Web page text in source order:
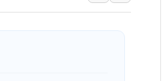
, '6시간 마라톤 부동산 2차 회의' 주재… "
겨냥 폴리실리콘 관세 15% 부과…美 태양